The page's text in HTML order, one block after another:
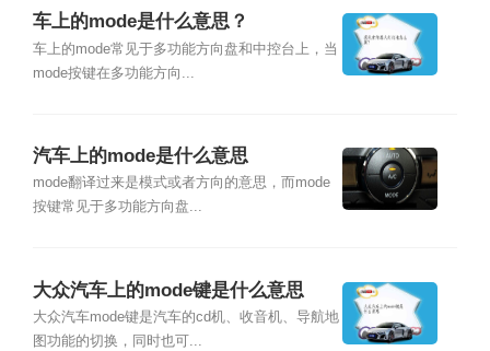
车上的mode是什么意思？
车上的mode常见于多功能方向盘和中控台上，当
mode按键在多功能方向...
汽车上的mode是什么意思
mode翻译过来是模式或者方向的意思，而mode
按键常见于多功能方向盘...
大众汽车上的mode键是什么意思
大众汽车mode键是汽车的cd机、收音机、导航地
图功能的切换，同时也可...